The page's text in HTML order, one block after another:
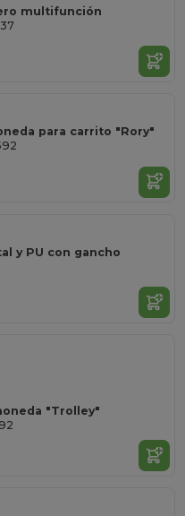
multifunción
para carrito "Rory"
y PU con gancho
"Trolley"